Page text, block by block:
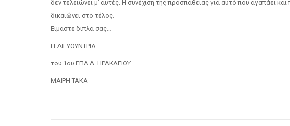
δεν τελειώνει μ’ αυτές. Η συνέχιση της προσπάθειας για αυτό που αγαπάει και
δικαιώνει στο τέλος.
Είμαστε δίπλα σας…
Η ΔΙΕΥΘΥΝΤΡΙΑ
του 1ου ΕΠΑ.Λ. ΗΡΑΚΛΕΙΟΥ
ΜΑΙΡΗ ΤΑΚΑ